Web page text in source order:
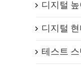
 디지털 높
 디지털 현
 테스트